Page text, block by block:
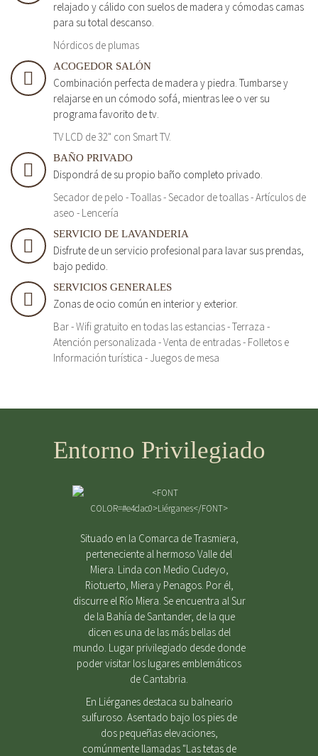
relajado y cálido con suelos de madera y cómodas camas
para su total descanso.
Nórdicos de plumas
ACOGEDOR SALÓN
Combinación perfecta de madera y piedra. Tumbarse y
relajarse en un cómodo sofá, mientras lee o ver su
programa favorito de tv.
TV LCD de 32" con Smart TV.
BAÑO PRIVADO
Dispondrá de su propio baño completo privado.
Secador de pelo - Toallas - Secador de toallas - Artículos de
aseo - Lencería
SERVICIO DE LAVANDERIA
Disfrute de un servicio profesional para lavar sus prendas,
bajo pedido.
SERVICIOS GENERALES
Zonas de ocio común en interior y exterior.
Bar - Wifi gratuito en todas las estancias - Terraza -
Atención personalizada - Venta de entradas - Folletos e
Información turística - Juegos de mesa
Entorno Privilegiado
Situado en la Comarca de Trasmiera,
perteneciente al hermoso Valle del
Miera. Linda con Medio Cudeyo,
Riotuerto, Miera y Penagos. Por él,
discurre el Río Miera. Se encuentra al Sur
de la Bahía de Santander, de la que
dicen es una de las más bellas del
mundo. Lugar privilegiado desde donde
poder visitar los lugares emblemáticos
de Cantabria.
En Liérganes destaca su balneario
sulfuroso. Asentado bajo los pies de
dos pequeñas elevaciones,
comúnmente llamadas "Las tetas de